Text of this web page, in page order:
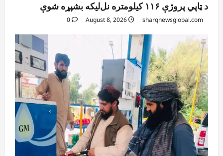
د ټاپي پروژې ۱۱۶ کیلومتره نل‌لیکه بشپړه شوې
sharqnewsglobal.com
0